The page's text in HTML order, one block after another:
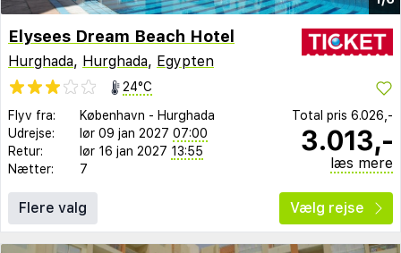
Elysees Dream Beach Hotel
Hurghada, Hurghada, Egypten
24°C
Flyv fra:
København - Hurghada
Udrejse:
lør 09 jan 2027 07:00
Retur:
lør 16 jan 2027 13:55
Nætter:
7
Total pris 6.026,-
3.013,-
læs mere
Flere valg Vælg rejse